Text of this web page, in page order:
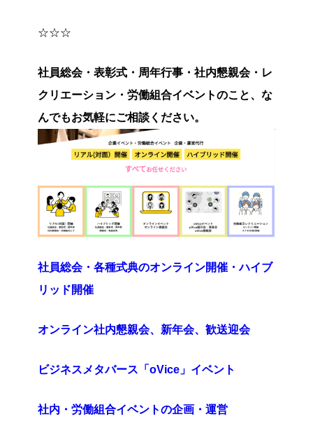
☆☆☆
社員総会・表彰式・周年行事・社内懇親会・レ
クリエーション・労働組合イベントのこと、な
んでもお気軽にご相談ください。
社員総会・各種式典のオンライン開催・ハイブ
リッド開催
オンライン社内懇親会、新年会、歓送迎会
ビジネスメタバース「oVice」イベント
社内・労働組合イベントの企画・運営